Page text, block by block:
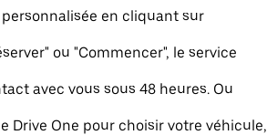
en cliquant sur
ou "Commencer", le service
avec vous sous 48 heures. Ou
Drive One pour choisir votre véhicule,